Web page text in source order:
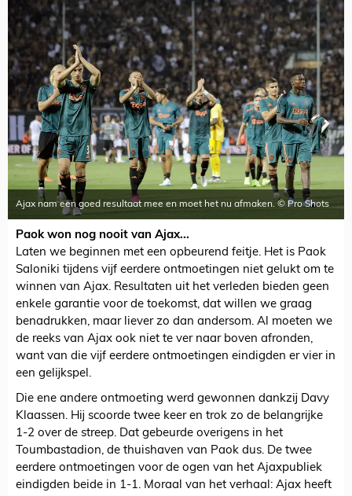
Ajax nam een goed resultaat mee en moet het nu afmaken. © Pro Shots
Paok won nog nooit van Ajax...
Laten we beginnen met een opbeurend feitje. Het is Paok
Saloniki tijdens vijf eerdere ontmoetingen niet gelukt om te
winnen van Ajax. Resultaten uit het verleden bieden geen
enkele garantie voor de toekomst, dat willen we graag
benadrukken, maar liever zo dan andersom. Al moeten we
de reeks van Ajax ook niet te ver naar boven afronden,
want van die vijf eerdere ontmoetingen eindigden er vier in
een gelijkspel.
Die ene andere ontmoeting werd gewonnen dankzij Davy
Klaassen. Hij scoorde twee keer en trok zo de belangrijke
1-2 over de streep. Dat gebeurde overigens in het
Toumbastadion, de thuishaven van Paok dus. De twee
eerdere ontmoetingen voor de ogen van het Ajaxpubliek
eindigden beide in 1-1. Moraal van het verhaal: Ajax heeft